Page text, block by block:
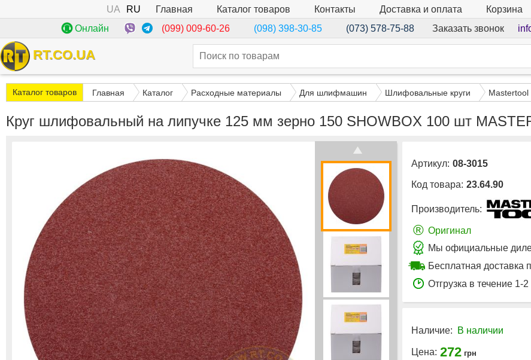
UA RU Главная Каталог товаров Контакты Доставка и оплата Корзина
Онлайн
(099) 009-60-26 (098) 398-30-85 (073) 578-75-88 Заказать звонок
RT.CO.UA
Каталог товаров Главная Каталог Расходные материалы Для шлифмашин Шлифовальные круги Mastertool
Круг шлифовальный на липучке 125 мм зерно 150 SHOWBOX 100 шт
Артикул: 08-3015
Код товара: 23.64.90
Производитель:
® Оригинал
Мы официальные
Бесплатная доставка
Отгрузка в течение 1-
Наличие: В наличии
Цена: 272 грн